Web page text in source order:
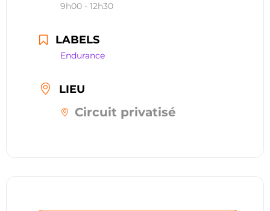
réserver ma séance
9h00 - 12h30
LABELS
Endurance
LIEU
Circuit privatisé